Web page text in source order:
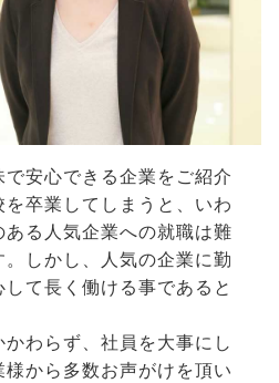
安心できる企業をご紹介
卒業してしまうと、いわ
る人気企業への就職は難
しかし、人気の企業に勤
て長く働ける事であると
わらず、社員を大事にし
から多数お声がけを頂い